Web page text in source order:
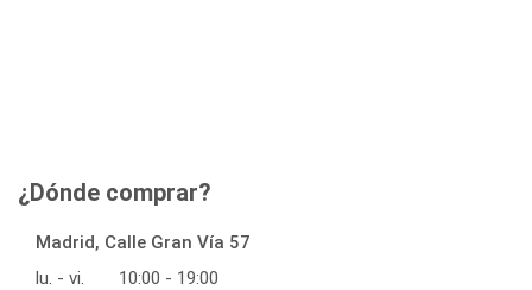
¿Dónde comprar?
Madrid, Calle Gran Vía 57
lu. - vi.
10:00 - 19:00